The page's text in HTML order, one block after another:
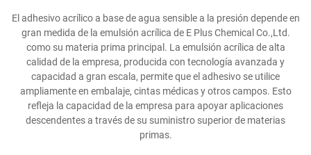
El adhesivo acrílico a base de agua sensible a la presión depende en
gran medida de la emulsión acrílica de E Plus Chemical Co.,Ltd.
como su materia prima principal. La emulsión acrílica de alta
calidad de la empresa, producida con tecnología avanzada y
capacidad a gran escala, permite que el adhesivo se utilice
ampliamente en embalaje, cintas médicas y otros campos. Esto
refleja la capacidad de la empresa para apoyar aplicaciones
descendentes a través de su suministro superior de materias
primas.